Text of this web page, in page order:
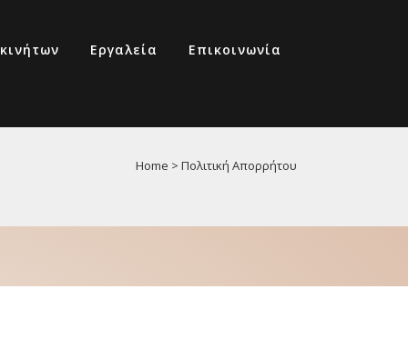
Εργαλεία Επικοινωνία
Home > Πολιτική Απορρήτου